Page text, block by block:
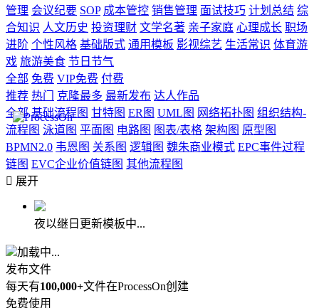
管理 会议纪要 SOP 成本管控 销售管理 面试技巧 计划总结 综
合知识 人文历史 投资理财 文学名著 亲子家庭 心理成长 职场
进阶 个性风格 基础版式 通用模板 影视综艺 生活常识 体育游
戏 旅游美食 节日节气
全部 免费 VIP免费 付费
推荐 热门 克隆最多 最新发布 达人作品
全部 基础流程图 甘特图 ER图 UML图 网络拓扑图 组织结构-
流程图 泳道图 平面图 电路图 图表/表格 架构图 原型图
BPMN2.0 韦恩图 关系图 逻辑图 魏朱商业模式 EPC事件过程
链图 EVC企业价值链图 其他流程图
 展开
夜以继日更新模板中...
加载中...
发布文件
每天有100,000+文件在ProcessOn创建
免费使用